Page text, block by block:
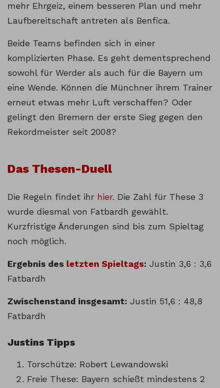
mehr Ehrgeiz, einem besseren Plan und mehr
Laufbereitschaft antreten als Benfica.
Beide Teams befinden sich in einer
komplizierten Phase. Es geht dementsprechend
sowohl für Werder als auch für die Bayern um
eine Wende. Können die Münchner ihrem Trainer
erneut etwas mehr Luft verschaffen? Oder
gelingt den Bremern der erste Sieg gegen den
Rekordmeister seit 2008?
Das Thesen-Duell
Die Regeln findet ihr hier. Die Zahl für These 3
wurde diesmal von Fatbardh gewählt.
Kurzfristige Änderungen sind bis zum Spieltag
noch möglich.
Ergebnis des letzten Spieltags: Justin 3,6 : 3,6
Fatbardh
Zwischenstand insgesamt: Justin 51,6 : 48,8
Fatbardh
Justins Tipps
Torschütze: Robert Lewandowski
Freie These: Bayern schießt mindestens 2